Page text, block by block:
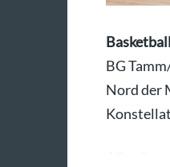
BG
Nord der